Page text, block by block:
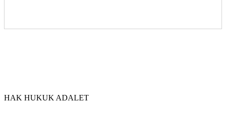
HAK HUKUK ADALET